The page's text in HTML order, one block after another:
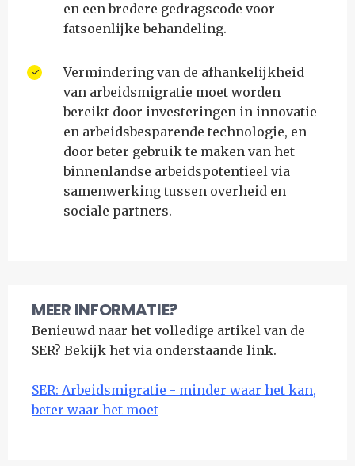
en een bredere gedragscode voor
fatsoenlijke behandeling.
Vermindering van de afhankelijkheid
van arbeidsmigratie moet worden
bereikt door investeringen in innovatie
en arbeidsbesparende technologie, en
door beter gebruik te maken van het
binnenlandse arbeidspotentieel via
samenwerking tussen overheid en
sociale partners.
MEER INFORMATIE?
Benieuwd naar het volledige artikel van de
SER? Bekijk het via onderstaande link.
SER: Arbeidsmigratie - minder waar het kan,
beter waar het moet